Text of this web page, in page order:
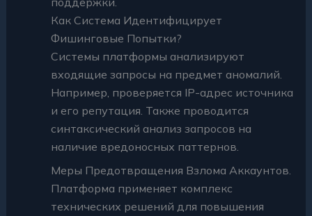
Как Система Идентифицирует
Фишинговые Попытки?
Системы платформы анализируют
входящие запросы на предмет аномалий.
Например, проверяется IP-адрес источника
и его репутация. Также проводится
синтаксический анализ запросов на
наличие вредоносных паттернов.
Меры Предотвращения Взлома Аккаунтов.
Платформа применяет комплекс
технических решений для повышения